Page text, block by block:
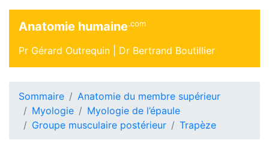
Anatomie humaine.com
Pr Gérard Outrequin | Dr Bertrand Boutillier
Sommaire
Anatomie du membre supérieur
Myologie
Myologie de l’épaule
Groupe musculaire postérieur
Trapèze